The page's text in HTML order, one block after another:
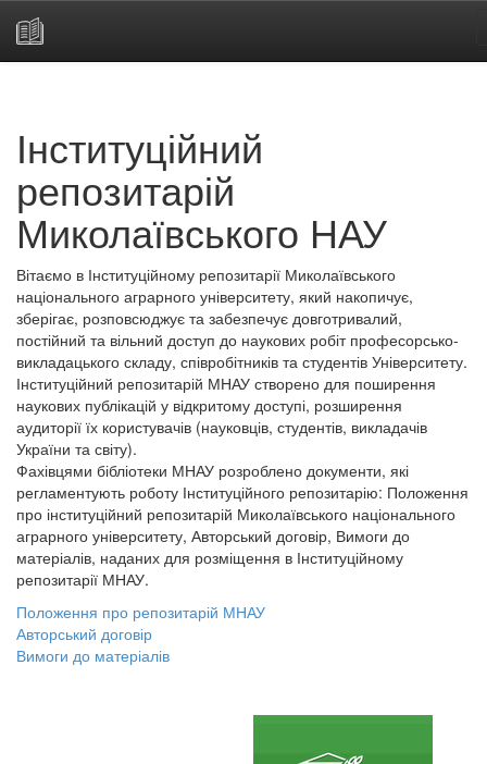
Інституційний
репозитарій
Миколаївського НАУ
Вітаємо в Інституційному репозитарії Миколаївського
національного аграрного університету, який накопичує,
зберігає, розповсюджує та забезпечує довготривалий,
постійний та вільний доступ до наукових робіт професорсько-
викладацького складу, співробітників та студентів Університету.
Інституційний репозитарій МНАУ створено для поширення
наукових публікацій у відкритому доступі, розширення
аудиторії їх користувачів (науковців, студентів, викладачів
України та світу).
Фахівцями бібліотеки МНАУ розроблено документи, які
регламентують роботу Інституційного репозитарію: Положення
про інституційний репозитарій Миколаївського національного
аграрного університету, Авторський договір, Вимоги до
матеріалів, наданих для розміщення в Інституційному
репозитарії МНАУ.
Положення про репозитарій МНАУ
Авторський договір
Вимоги до матеріалів